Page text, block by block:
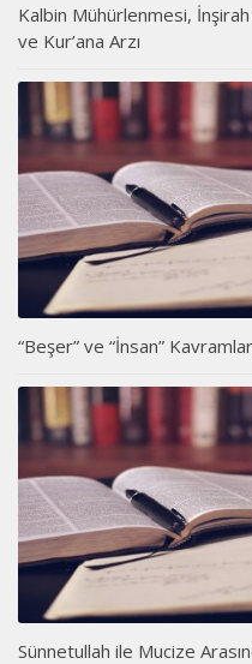
Kalbin Mühürlenmesi,
ve Kur’ana Arzı
“Beşer” ve “İnsan”
Sünnetullah ile Mucize